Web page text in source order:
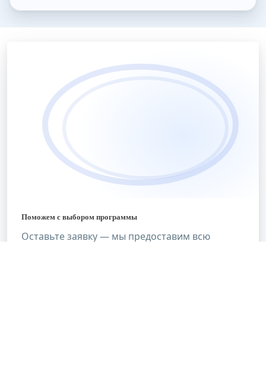
Поможем с выбором программы
Оставьте заявку — мы предоставим всю